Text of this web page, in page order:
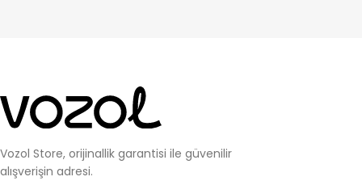
Vozol Store, orijinallik garantisi ile güvenilir
alışverişin adresi.